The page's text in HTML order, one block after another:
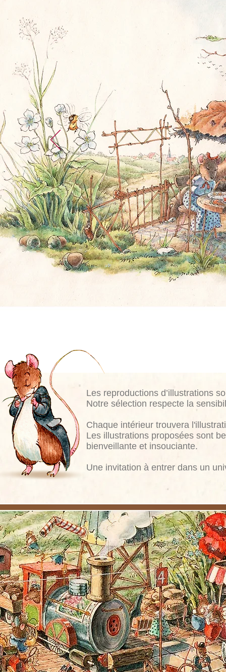
Les reproductions d’illustrations
Notre sélection respecte la
Chaque intérieur trouvera
Les illustrations proposées sont
bienveillante et insouciante.
Une invitation à entrer dans un